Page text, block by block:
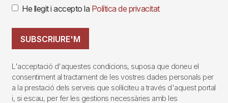
He llegit i accepto la Política de privacitat
SUBSCRIURE'M
L'acceptació d'aquestes condicions, suposa que doneu el
consentiment al tractament de les vostres dades personals per
a la prestació dels serveis que sol·liciteu a través d'aquest portal
i, si escau, per fer les gestions necessàries amb les